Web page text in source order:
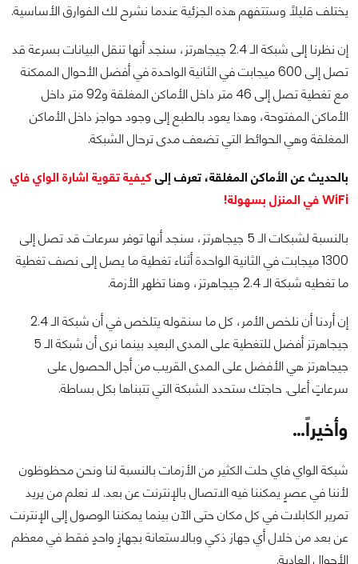
يختلف قليلاً وستتفهم هذه الجزئية عندما نشرح لك الفوارق الأساسية.
إن نظرنا إلى شبكة الـ 2.4 جيجاهرتز، سنجد أنها تنقل البيانات بسرعة قد
تصل إلى 600 ميجابت في الثانية الواحدة في أفضل الأحوال الممكنة
مع تغطية تصل إلى 46 متر داخل الأماكن المغلقة و92 متر داخل
الأماكن المفتوحة، وهذا يعود بالطبع إلى وجود حواجز داخل الأماكن
المغلقة وهي الحوائط التي تضعف مدى ترحال الشبكة.
بالحديث عن الأماكن المغلقة، تعرف إلىكيفية تقوية اشارة الواي فاي
WiFiفي المنزل بسهولة!
بالنسبة لشبكات الـ 5 جيجاهرتز، سنجد أنها توفر سرعات قد تصل إلى
1300 ميجابت في الثانية الواحدة أثناء تغطية ما يصل إلى نصف تغطية
ما تغطيه شبكة الـ 2.4 جيجاهرتز، وهنا تظهر الأزمة.
إن أردنا أن نلخص الأمر، كل ما سنقوله يتلخص في أن شبكة الـ 2.4
جيجاهرتز أفضل للتغطية على المدى البعيد بينما نرى أن شبكة الـ 5
جيجاهرتز هي الأفضل على المدى القريب من أجل الحصول على
سرعاتٍ أعلى. حاجتك ستحدد الشبكة التي تتبناها بكل بساطة.
وأخيراً…
شبكة الواي فاي حلت الكثير من الأزمات بالنسبة لنا ونحن محظوظون
لأننا في عصرٍ يمكننا فيه الاتصال بالإنترنت عن بعد. لا نعلم من يريد
تمرير الكابلات في كل مكان حتى الآن بينما يمكننا الوصول إلى الإنترنت
عن بعد من خلال أي جهاز ذكي وبالاستعانة بجهازٍ واحدٍ فقط في معظم
الأحوال العادية.